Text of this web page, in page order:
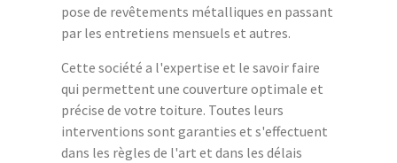
pose de revêtements métalliques en passant
par les entretiens mensuels et autres.
Cette société a l'expertise et le savoir faire
qui permettent une couverture optimale et
précise de votre toiture. Toutes leurs
interventions sont garanties et s'effectuent
dans les règles de l'art et dans les délais